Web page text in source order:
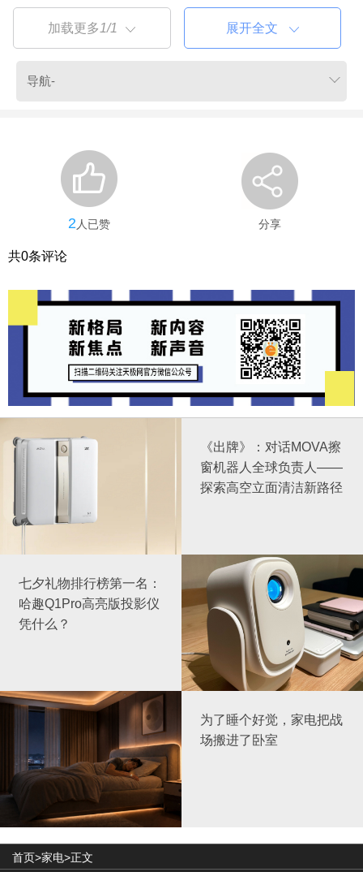
加载更多 1/1 展开全文
2 人已赞 分享
共0条评论
《出牌》：对话MOVA擦
窗机器人全球负责人——
探索高空立面清洁新路径
七夕礼物排行榜第一名：
哈趣Q1Pro高亮版投影仪
凭什么？
为了睡个好觉，家电把战
场搬进了卧室
首页>家电>正文